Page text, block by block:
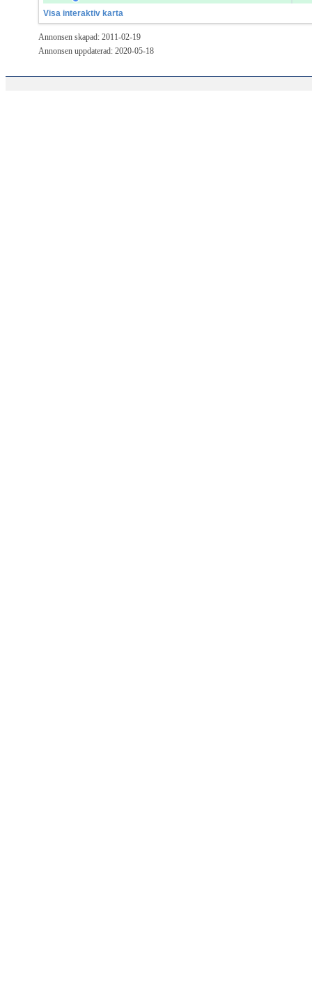
Visa interaktiv karta
Annonsen skapad: 2011-02-19
Annonsen uppdaterad: 2020-05-18